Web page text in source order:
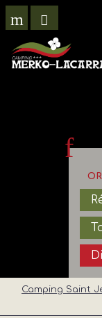
VISITE
VIRTUELLE
Camping Saint